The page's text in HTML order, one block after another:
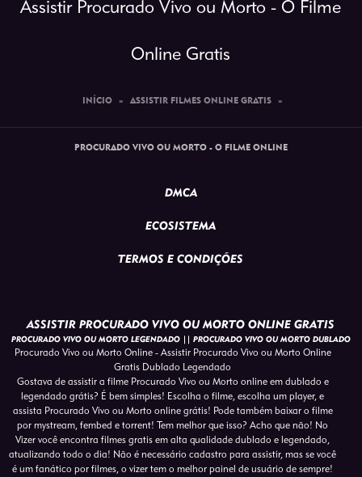
Assistir Procurado Vivo ou Morto - O Filme
Online Gratis
INÍCIO » ASSISTIR FILMES ONLINE GRATIS »
PROCURADO VIVO OU MORTO - O FILME ONLINE
DMCA
ECOSISTEMA
TERMOS E CONDIÇÕES
ASSISTIR PROCURADO VIVO OU MORTO ONLINE GRATIS
PROCURADO VIVO OU MORTO LEGENDADO || PROCURADO VIVO OU MORTO DUBLADO
Procurado Vivo ou Morto Online - Assistir Procurado Vivo ou Morto Online
Gratis Dublado Legendado
Gostava de assistir a filme Procurado Vivo ou Morto online em dublado e
legendado grátis? É bem simples! Escolha o filme, escolha um player, e
assista Procurado Vivo ou Morto online grátis! Pode também baixar o filme
por mystream, fembed e torrent! Tem melhor que isso? Acho que não! No
Vizer você encontra filmes gratis em alta qualidade dublado e legendado,
atualizando todo o dia! Não é necessário cadastro para assistir, mas se você
é um fanático por filmes, o vizer tem o melhor painel de usuário de sempre!